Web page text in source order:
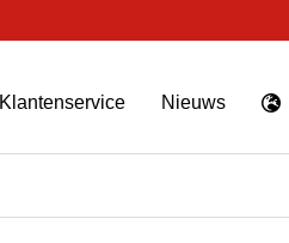
Klantenservice Nieuws